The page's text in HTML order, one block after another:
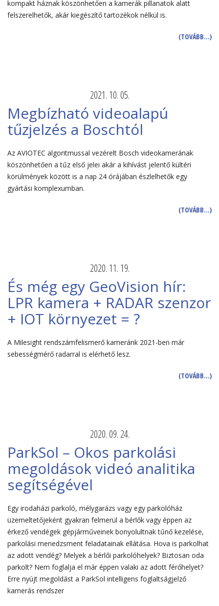
kompakt háznak köszönhetően a kamerák pillanatok alatt
felszerelhetők, akár kiegészítő tartozékok nélkül is.
(TOVÁBB…)
2021. 10. 05.
Megbízható videoalapú
tűzjelzés a Boschtól
Az AVIOTEC algoritmussal vezérelt Bosch videokamerának
köszönhetően a tűz első jelei akár a kihívást jelentő kültéri
körülmények között is a nap 24 órájában észlelhetők egy
gyártási komplexumban.
(TOVÁBB…)
2020. 11. 19.
És még egy GeoVision hír:
LPR kamera + RADAR szenzor
+ IOT környezet = ?
A Milesight rendszámfelismerő kameránk 2021-ben már
sebességmérő radarral is elérhető lesz.
(TOVÁBB…)
2020. 09. 24.
ParkSol – Okos parkolási
megoldások videó analitika
segítségével
Egy irodaházi parkoló, mélygarázs vagy egy parkolóház
üzemeltetőjeként gyakran felmerül a bérlők vagy éppen az
érkező vendégek gépjárműveinek bonyolultnak tűnő kezelése,
parkolási menedzsment feladatainak ellátása. Hova is parkolhat
az adott vendég? Melyek a bérlői parkolóhelyek? Biztosan oda
parkolt? Nem foglalja el már éppen valaki az adott férőhelyet?
Erre nyújt megoldást a ParkSol intelligens foglaltságjelző
kamerás rendszer